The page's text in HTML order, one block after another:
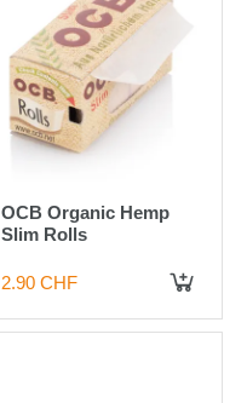
OCB Organic Hemp
Slim Rolls
2.90 CHF